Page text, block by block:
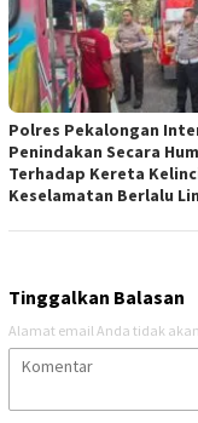
Polres Pekalongan
Penindakan Secara
Terhadap Kereta
Keselamatan Berlalu
Tinggalkan Balasan
Alamat email Anda tidak